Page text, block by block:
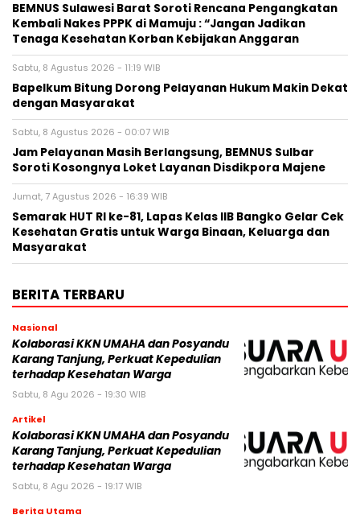
BEMNUS Sulawesi Barat Soroti Rencana Pengangkatan
Kembali Nakes PPPK di Mamuju : “Jangan Jadikan
Tenaga Kesehatan Korban Kebijakan Anggaran
Sabtu, 8 Agustus 2026 - 11:19 WIB
Bapelkum Bitung Dorong Pelayanan Hukum Makin Dekat
dengan Masyarakat
Sabtu, 8 Agustus 2026 - 00:07 WIB
Jam Pelayanan Masih Berlangsung, BEMNUS Sulbar
Soroti Kosongnya Loket Layanan Disdikpora Majene
Jumat, 7 Agustus 2026 - 16:39 WIB
Semarak HUT RI ke-81, Lapas Kelas IIB Bangko Gelar Cek
Kesehatan Gratis untuk Warga Binaan, Keluarga dan
Masyarakat
BERITA TERBARU
Nasional
Kolaborasi KKN UMAHA dan Posyandu
Karang Tanjung, Perkuat Kepedulian
terhadap Kesehatan Warga
Sabtu, 8 Agu 2026 - 19:30 WIB
Artikel
Kolaborasi KKN UMAHA dan Posyandu
Karang Tanjung, Perkuat Kepedulian
terhadap Kesehatan Warga
Sabtu, 8 Agu 2026 - 19:17 WIB
Berita Utama